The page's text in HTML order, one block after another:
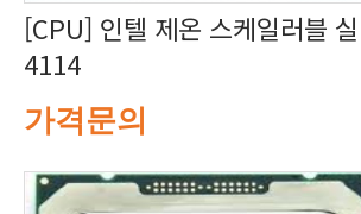
4114
가격문의